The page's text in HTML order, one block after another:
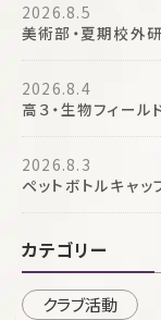
2026.8.5
美術部・夏期校外
2026.8.4
高３・生物フィール
2026.8.3
ペットボトルキャッ
カテゴリー
クラブ活動